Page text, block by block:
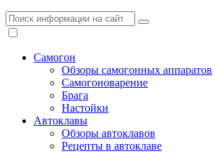
Самогон
Обзоры самогонных аппаратов
Самогоноварение
Брага
Настойки
Автоклавы
Обзоры автоклавов
Рецепты в автоклаве